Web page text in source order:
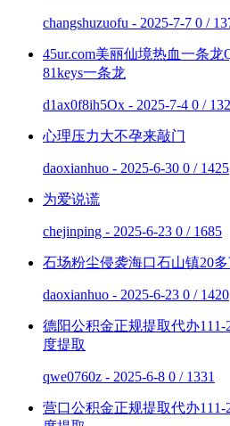
changshuzuofu - 2025-7-7 0 /
45ur.com美丽仙境热血一条龙
81keys一条龙
d1ax0f8ih5Ox - 2025-7-4 0 /
心理压力大不孕来敲门
daoxianhuo - 2025-6-30 0 / 1425
为爱说谎
chejinping - 2025-6-23 0 / 1685
石场粉尘侵袭海口石山镇20
daoxianhuo - 2025-6-23 0 / 1420
德阳公积金正规提取代办111-
度提取
qwe0760z - 2025-6-8 0 / 1331
营口公积金正规提取代办111-